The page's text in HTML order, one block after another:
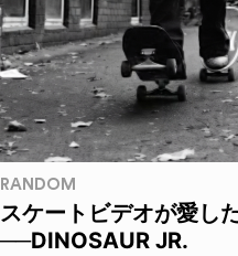
RANDOM
スケートビデオが愛し
──DINOSAUR JR.